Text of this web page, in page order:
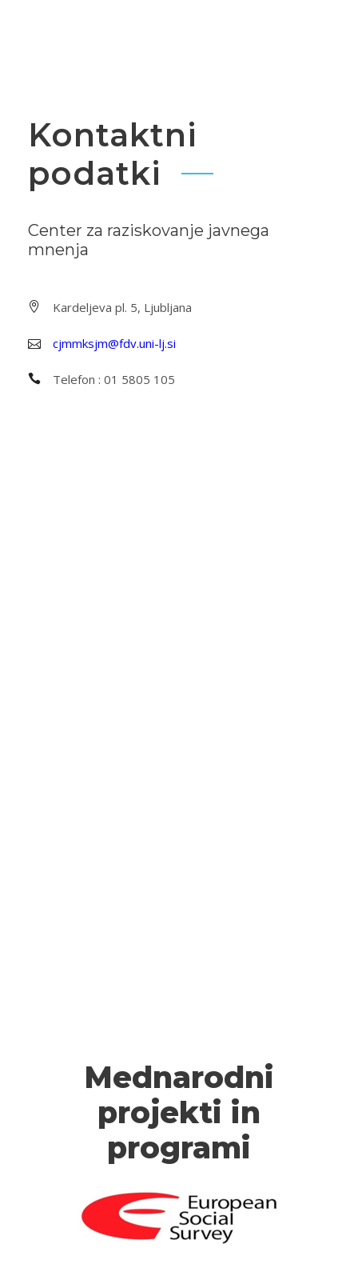
Kontaktni
podatki
Center za raziskovanje javnega
mnenja
Kardeljeva pl. 5, Ljubljana
cjmmksjm@fdv.uni-lj.si
Telefon : 01 5805 105
Mednarodni
projekti in
programi